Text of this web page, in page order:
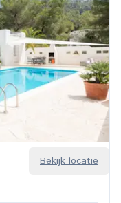
Bekijk locatie